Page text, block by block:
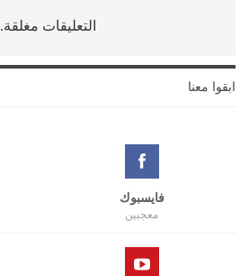
التعليقات مغلقة.
ابقوا معنا
فايسبوك
معجبين